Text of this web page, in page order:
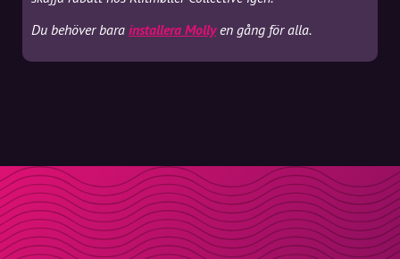
Du behöver bara installera Mollyen gång för alla.